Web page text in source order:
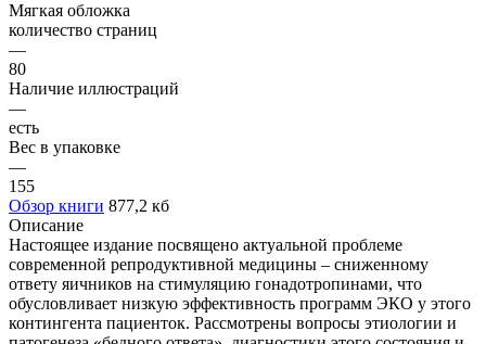
Мягкая обложка
количество страниц
—
80
Наличие иллюстраций
—
есть
Вес в упаковке
—
155
Обзор книги 877,2 кб
Описание
Настоящее издание посвящено актуальной проблеме
современной репродуктивной медицины – сниженному
ответу яичников на стимуляцию гонадотропинами, что
обусловливает низкую эффективность программ ЭКО у этого
контингента пациенток. Рассмотрены вопросы этиологии и